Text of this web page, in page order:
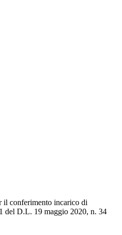
il conferimento incarico di
del D.L. 19 maggio 2020, n. 34